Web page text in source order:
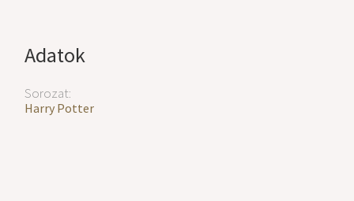
Adatok
Sorozat:
Harry Potter